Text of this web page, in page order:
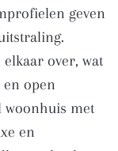
geven
over, wat
open
woonhuis met
en